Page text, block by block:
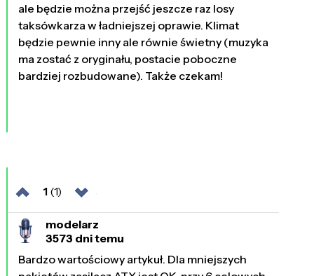
ale będzie można przejść jeszcze raz losy
taksówkarza w ładniejszej oprawie. Klimat
będzie pewnie inny ale równie świetny (muzyka
ma zostać z oryginału, postacie poboczne
bardziej rozbudowane). Także czekam!
1(1)
modelarz
3573 dni temu
Bardzo wartościowy artykuł. Dla mniejszych